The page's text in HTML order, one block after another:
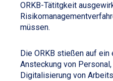
ORKB-Tätitgkeit
müssen.
Die ORKB stießen auf
Ansteckung von
Digitalisierung von